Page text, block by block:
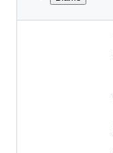
metadata